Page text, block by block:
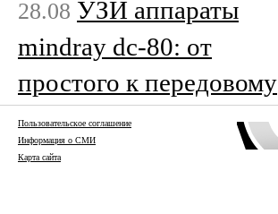
28.08 УЗИ аппараты
mindray dc-80: от
простого к передовому
Пользовательское соглашение
Информация о СМИ
Карта сайта